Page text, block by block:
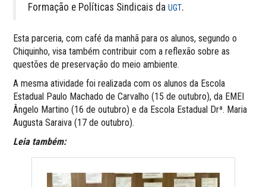
Formação e Políticas Sindicais daUGT.
Esta parceria, com café da manhã para os alunos, segundo o
Chiquinho, visa também contribuir com a reflexão sobre as
questões de preservação do meio ambiente.
A mesma atividade foi realizada com os alunos da Escola
Estadual Paulo Machado de Carvalho (15 de outubro), da EMEI
Ângelo Martino (16 de outubro) e da Escola Estadual Drª. Maria
Augusta Saraiva (17 de outubro).
Leia também: